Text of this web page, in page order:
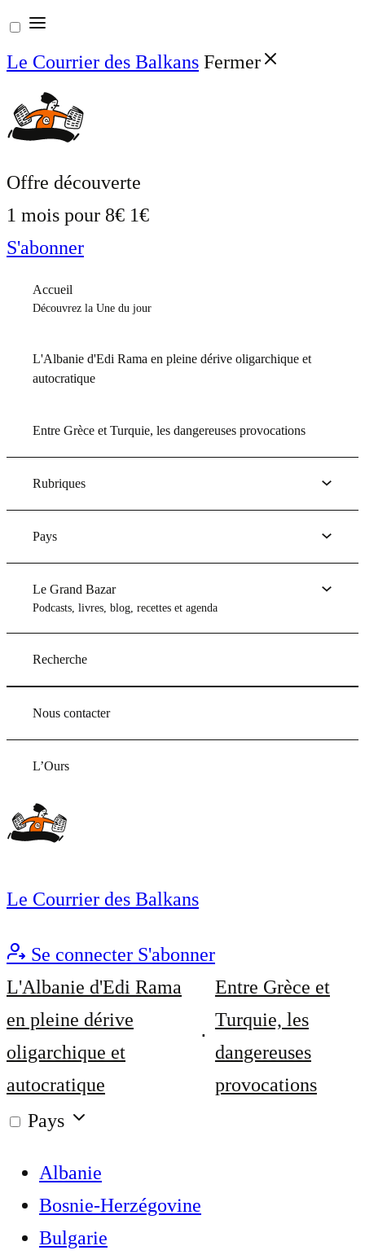
Aller
au
contenu
Le Courrier des Balkans Fermer
Offre découverte
1 mois pour 8€ 1€
S'abonner
Accueil
Découvrez la Une du jour
L'Albanie d'Edi Rama en pleine dérive oligarchique et
autocratique
Entre Grèce et Turquie, les dangereuses provocations
Rubriques
Pays
Le Grand Bazar
Podcasts, livres, blog, recettes et agenda
Recherche
Nous contacter
L’Ours
Le Courrier des Balkans
Se connecter S'abonner
L'Albanie d'Edi Rama
en pleine dérive
oligarchique et
autocratique
Entre Grèce et
Turquie, les
dangereuses
provocations
Pays
Albanie
Bosnie-Herzégovine
Bulgarie